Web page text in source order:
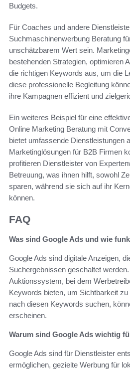
Budgets.
Für Coaches und andere
Suchmaschinenwerbung Beratung
unschätzbarem Wert sein.
bestehenden Strategien, optimieren
die richtigen Keywords aus, um die
diese professionelle Begleitung
ihre Kampagnen effizient und
Ein weiteres Beispiel für eine
Online Marketing Beratung mit
bietet umfassende Dienstleistungen
Marketinglösungen für B2B Firmen
profitieren Dienstleister von
Betreuung, was ihnen hilft, sowohl
sparen, während sie sich auf ihr
können.
FAQ
Was sind Google Ads und wie
Google Ads sind digitale Anzeigen,
Suchergebnissen geschaltet
Auktionssystem, bei dem
Keywords bieten, um Sichtbarkeit
nach diesen Keywords suchen,
erscheinen.
Warum sind Google Ads wichtig
Google Ads sind für Dienstleister
ermöglichen, gezielte Werbung für